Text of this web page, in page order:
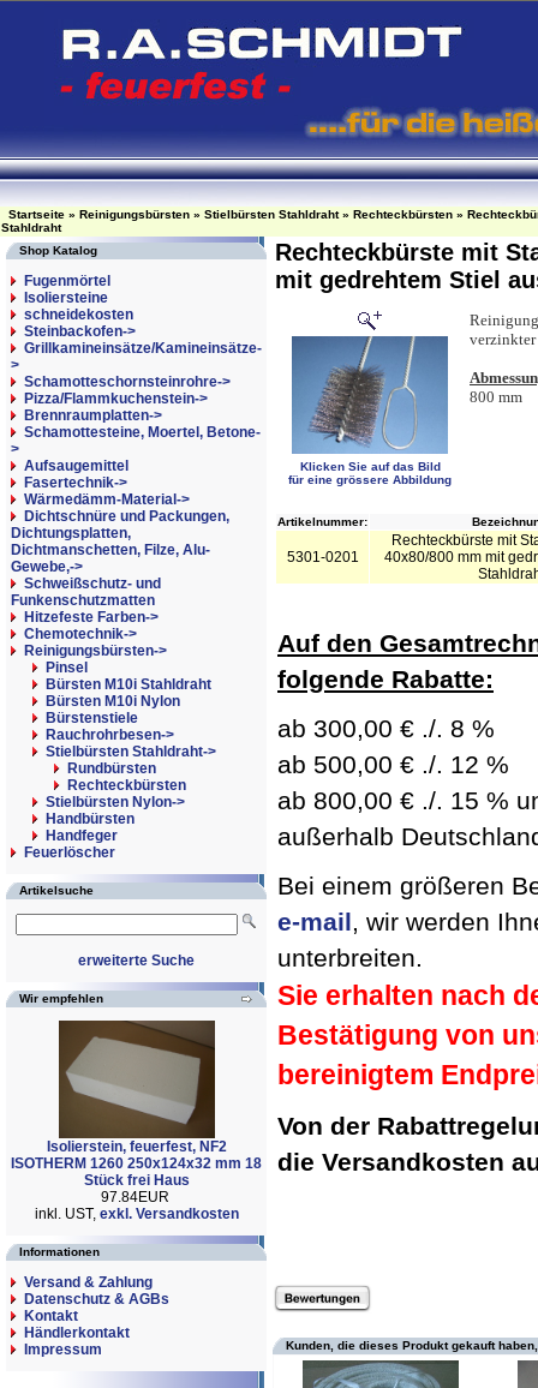
Startseite » Reinigungsbürsten » Stielbürsten Stahldraht» Rechteckbürsten »
Stahldraht
Shop Katalog
Fugenmörtel
Isoliersteine
schneidekosten
Steinbackofen->
Grillkamineinsätze/Kamineinsätze-
>
Schamotteschornsteinrohre->
Pizza/Flammkuchenstein->
Brennraumplatten->
Schamottesteine, Moertel, Betone-
>
Aufsaugemittel
Fasertechnik->
Wärmedämm-Material->
Dichtschnüre und Packungen,
Dichtungsplatten,
Dichtmanschetten, Filze, Alu-
Gewebe,->
Schweißschutz- und
Funkenschutzmatten
Hitzefeste Farben->
Chemotechnik->
Reinigungsbürsten->
Pinsel
Bürsten M10i Stahldraht
Bürsten M10i Nylon
Bürstenstiele
Rauchrohrbesen->
Stielbürsten Stahldraht->
Rundbürsten
Rechteckbürsten
Stielbürsten Nylon->
Handbürsten
Handfeger
Feuerlöscher
Artikelsuche
erweiterte Suche
Wir empfehlen
Isolierstein, feuerfest, NF2
ISOTHERM 1260 250x124x32 mm 18
Stück frei Haus
97.84EUR
inkl. UST, exkl. Versandkosten
Informationen
Versand & Zahlung
Datenschutz & AGBs
Kontakt
Händlerkontakt
Impressum
Rechteckbürste mit
mit gedrehtem Stiel
Klicken Sie auf das Bild
für eine grössere Abbildung
800 mm
Artikelnummer:
5301-0201
Rechteckbürste mit
40x80/800 mm mit
Auf den
folgende Rabatte:
ab 300,00 € ./. 8 %
ab 500,00 € ./. 12 %
ab 800,00 € ./. 15 %
außerhalb
Bei einem größeren
e-mail, wir werden
unterbreiten.
Sie erhalten nach
Bestätigung von
bereinigtem
Von der
die Versandkosten
Kunden, die dieses Produkt gekauft